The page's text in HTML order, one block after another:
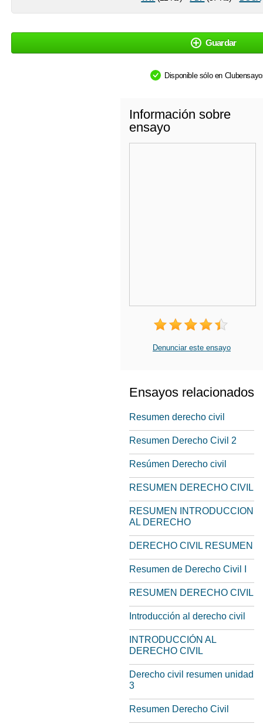
Guardar
Disponible sólo en
Información sobre
ensayo
Denunciar este ensayo
Ensayos relacionados
Resumen derecho civil
Resumen Derecho Civil 2
Resúmen Derecho civil
RESUMEN DERECHO CIVIL
RESUMEN INTRODUCCION
AL DERECHO
DERECHO CIVIL RESUMEN
Resumen de Derecho Civil I
RESUMEN DERECHO CIVIL
Introducción al derecho civil
INTRODUCCIÓN AL
DERECHO CIVIL
Derecho civil resumen unidad
3
Resumen Derecho Civil